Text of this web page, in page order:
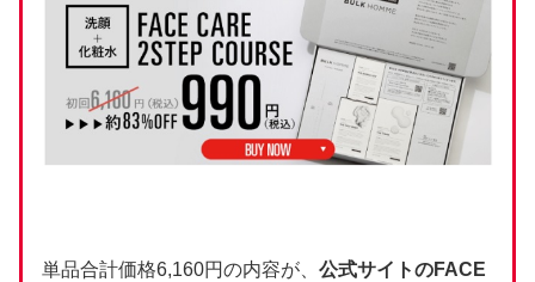
単品合計価格6,160円の内容が、 公式サイトのFACE